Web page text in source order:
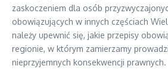
zaskoczeniem dla osób
obowiązujących w innych częściach
należy upewnić się, jakie przepisy
regionie, w którym zamierzamy
nieprzyjemnych konsekwencji prawnych.